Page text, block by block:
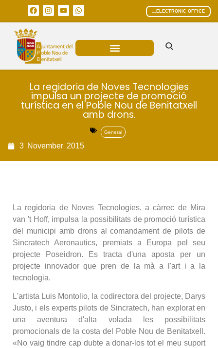
ELECTRONIC OFFICE
La regidoria de Noves Tecnologies
impulsa un projecte de promoció
turística en el Poble Nou de Benitatxell
amb drons.
General
3 November 2015
La regidoria de Noves Tecnologies, a càrrec de Mira
van 't Hoff, impulsa la possibilitats de promoció turística
del municipi amb drons al comandament de pilots de
Sincratech Aeronautics, premiats a Europa pel seu
projecte Poseidron. Es tracta d'una aposta per un
projecte innovador que pren de la mà a l'art i a la
tecnologia.
L'artista Luis Montolio, la codirectora del projecte, Darys
Justo, i els experts pilots de Sincratech, han explorat en
una aventura d'alta volada les possibilitats
promocionals de la costa del Poble Nou de Benitatxell.
«No vaig tindre cap dubte a donar-los tot el meu suport